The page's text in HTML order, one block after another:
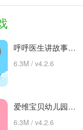
呼呼医生讲故事手机版的故事 安卓下载
6.3M / v4.2.6
爱维宝贝幼儿园管理平台 app下载
6.3M / v4.2.6